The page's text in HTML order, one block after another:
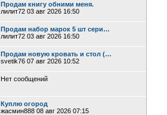
Продам книгу обними меня.
лилит72 03 авг 2026 16:50
Продам набор марок 5 шт сери…
лилит72 03 авг 2026 16:50
Продам новую кровать и стол (…
svetik76 07 авг 2026 10:52
Нет сообщений
Куплю огород
жасмин888 08 авг 2026 07:15